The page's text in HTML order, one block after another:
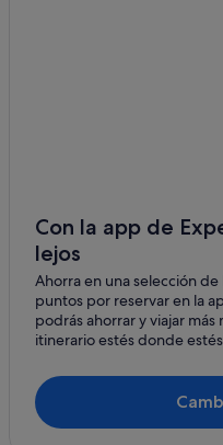
Hoteles cerca de Mirador
Casas rurales en Haría
Órzola hoteles
Alojamientos agroturísticos
Albergues en Caleta de Sebo
Casas privadas de
Con la app de
lejos
Ahorra en una selección
puntos por reservar en la
podrás ahorrar y viajar
itinerario estés donde